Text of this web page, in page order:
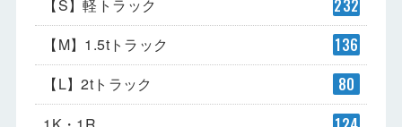
【S】軽トラック 232
【M】1.5tトラック 136
【L】2tトラック 80